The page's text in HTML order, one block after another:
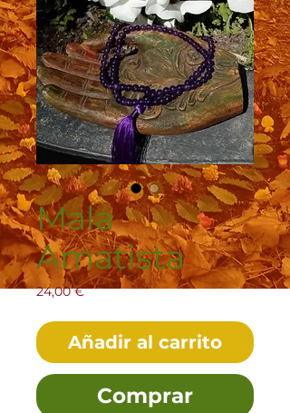
Mala
Amatista
24,00 €Precio
Añadir al carrito
Comprar